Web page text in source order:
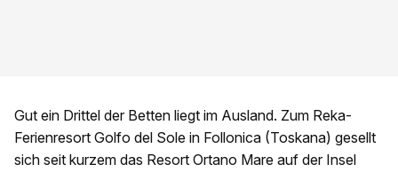
Gut ein Drittel der Betten liegt im Ausland. Zum Reka-
Ferienresort Golfo del Sole in Follonica (Toskana) gesellt
sich seit kurzem das Resort Ortano Mare auf der Insel